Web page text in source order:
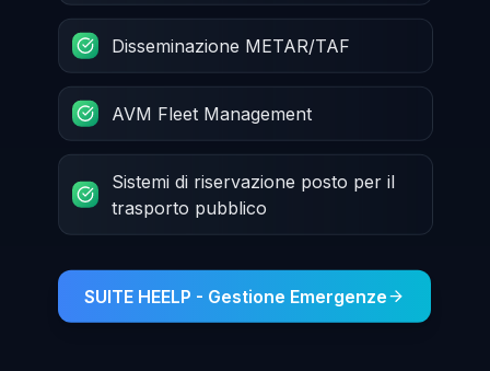
Disseminazione METAR/TAF
AVM Fleet Management
Sistemi di riservazione posto per il
trasporto pubblico
SUITE HEELP - Gestione Emergenze